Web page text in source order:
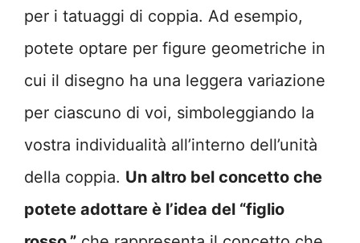
per i tatuaggi di coppia. Ad esempio,
potete optare per figure geometriche in
cui il disegno ha una leggera variazione
per ciascuno di voi, simboleggiando la
vostra individualità all’interno dell’unità
della coppia. Un altro bel concetto che
potete adottare è l’idea del “figlio